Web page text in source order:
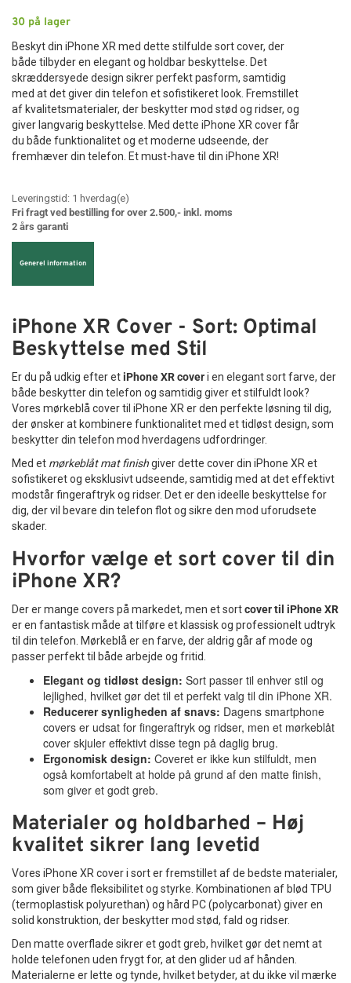
30 på lager
Beskyt din iPhone XR med dette stilfulde sort cover, der
både tilbyder en elegant og holdbar beskyttelse. Det
skræddersyede design sikrer perfekt pasform, samtidig
med at det giver din telefon et sofistikeret look. Fremstillet
af kvalitetsmaterialer, der beskytter mod stød og ridser, og
giver langvarig beskyttelse. Med dette iPhone XR cover får
du både funktionalitet og et moderne udseende, der
fremhæver din telefon. Et must-have til din iPhone XR!
Leveringstid: 1 hverdag(e)
Fri fragt ved bestilling for over 2.500,- inkl. moms
2 års garanti
Generel information
iPhone XR Cover - Sort: Optimal
Beskyttelse med Stil
Er du på udkig efter etiPhone XR coveri en elegant sort farve, der
både beskytter din telefon og samtidig giver et stilfuldt look?
Vores mørkeblå cover til iPhone XR er den perfekte løsning til dig,
der ønsker at kombinere funktionalitet med et tidløst design, som
beskytter din telefon mod hverdagens udfordringer.
Med et mørkeblåt mat finishgiver dette cover din iPhone XR et
sofistikeret og eksklusivt udseende, samtidig med at det effektivt
modstår fingeraftryk og ridser. Det er den ideelle beskyttelse for
dig, der vil bevare din telefon flot og sikre den mod uforudsete
skader.
Hvorfor vælge et sort cover til din
iPhone XR?
Der er mange covers på markedet, men et sortcover til iPhone XR
er en fantastisk måde at tilføre et klassisk og professionelt udtryk
til din telefon. Mørkeblå er en farve, der aldrig går af mode og
passer perfekt til både arbejde og fritid.
Elegant og tidløst design: Sort passer til enhver stil og
lejlighed, hvilket gør det til et perfekt valg til din iPhone XR.
Reducerer synligheden af snavs: Dagens smartphone
covers er udsat for fingeraftryk og ridser, men et mørkeblåt
cover skjuler effektivt disse tegn på daglig brug.
Ergonomisk design: Coveret er ikke kun stilfuldt, men
også komfortabelt at holde på grund af den matte finish,
som giver et godt greb.
Materialer og holdbarhed – Høj
kvalitet sikrer lang levetid
Vores iPhone XR cover i sort er fremstillet af de bedste materialer,
som giver både fleksibilitet og styrke. Kombinationen af blød TPU
(termoplastisk polyurethan) og hård PC (polycarbonat) giver en
solid konstruktion, der beskytter mod stød, fald og ridser.
Den matte overflade sikrer et godt greb, hvilket gør det nemt at
holde telefonen uden frygt for, at den glider ud af hånden.
Materialerne er lette og tynde, hvilket betyder, at du ikke vil mærke